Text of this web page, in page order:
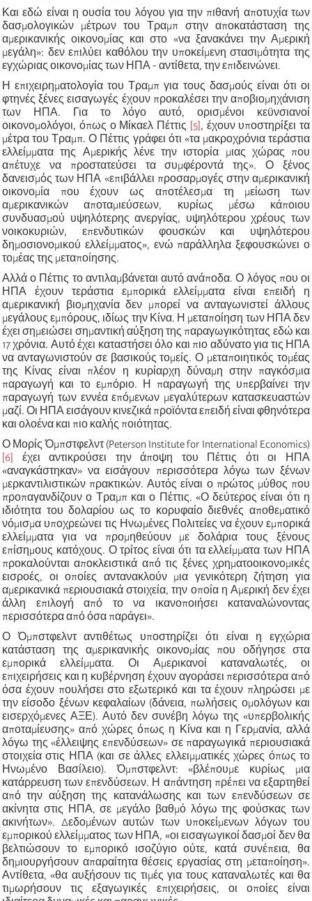
Και εδώ είναι η ουσία του λόγου για την πιθανή αποτυχία των
δασμολογικών μέτρων του Τραμπ στην αποκατάσταση της
αμερικανικής οικονομίας και στο «να ξανακάνει την Αμερική
μεγάλη»: δεν επιλύει καθόλου την υποκείμενη στασιμότητα της
εγχώριας οικονομίας των ΗΠΑ - αντίθετα, την επιδεινώνει.
Η επιχειρηματολογία του Τραμπ για τους δασμούς είναι ότι οι
φτηνές ξένες εισαγωγές έχουν προκαλέσει την αποβιομηχάνιση
των ΗΠΑ. Για το λόγο αυτό, ορισμένοι κεϋνσιανοί
οικονομολόγοι, όπως ο Μίκαελ Πέττις [5], έχουν υποστηρίξει τα
μέτρα του Τραμπ. Ο Πέττις γράφει ότι «τα μακροχρόνια τεράστια
ελλείμματα της Αμερικής λένε την ιστορία μιας χώρας που
απέτυχε να προστατεύσει τα συμφέροντά της». Ο ξένος
δανεισμός των ΗΠΑ «επιβάλλει προσαρμογές στην αμερικανική
οικονομία που έχουν ως αποτέλεσμα τη μείωση των
αμερικανικών αποταμιεύσεων, κυρίως μέσω κάποιου
συνδυασμού υψηλότερης ανεργίας, υψηλότερου χρέους των
νοικοκυριών, επενδυτικών φουσκών και υψηλότερου
δημοσιονομικού ελλείμματος», ενώ παράλληλα ξεφουσκώνει ο
τομέας της μεταποίησης.
Αλλά ο Πέττις το αντιλαμβάνεται αυτό ανάποδα. Ο λόγος που οι
ΗΠΑ έχουν τεράστια εμπορικά ελλείμματα είναι επειδή η
αμερικανική βιομηχανία δεν μπορεί να ανταγωνιστεί άλλους
μεγάλους εμπόρους, ιδίως την Κίνα. Η μεταποίηση των ΗΠΑ δεν
έχει σημειώσει σημαντική αύξηση της παραγωγικότητας εδώ και
17 χρόνια. Αυτό έχει καταστήσει όλο και πιο αδύνατο για τις ΗΠΑ
να ανταγωνιστούν σε βασικούς τομείς. Ο μεταποιητικός τομέας
της Κίνας είναι πλέον η κυρίαρχη δύναμη στην παγκόσμια
παραγωγή και το εμπόριο. Η παραγωγή της υπερβαίνει την
παραγωγή των εννέα επόμενων μεγαλύτερων κατασκευαστών
μαζί. Οι ΗΠΑ εισάγουν κινεζικά προϊόντα επειδή είναι φθηνότερα
και ολοένα και πιο καλής ποιότητας.
Ο Μορίς Όμπστφελντ (Peterson Institute for International Economics)
[6] έχει αντικρούσει την άποψη του Πέττις ότι οι ΗΠΑ
«αναγκάστηκαν» να εισάγουν περισσότερα λόγω των ξένων
μερκαντιλιστικών πρακτικών. Αυτός είναι ο πρώτος μύθος που
προπαγανδίζουν ο Τραμπ και ο Πέττις. «Ο δεύτερος είναι ότι η
ιδιότητα του δολαρίου ως το κορυφαίο διεθνές αποθεματικό
νόμισμα υποχρεώνει τις Ηνωμένες Πολιτείες να έχουν εμπορικά
ελλείμματα για να προμηθεύουν με δολάρια τους ξένους
επίσημους κατόχους. Ο τρίτος είναι ότι τα ελλείμματα των ΗΠΑ
προκαλούνται αποκλειστικά από τις ξένες χρηματοοικονομικές
εισροές, οι οποίες αντανακλούν μια γενικότερη ζήτηση για
αμερικανικά περιουσιακά στοιχεία, την οποία η Αμερική δεν έχει
άλλη επιλογή από το να ικανοποιήσει καταναλώνοντας
περισσότερα από όσα παράγει».
Ο Όμπστφελντ αντιθέτως υποστηρίζει ότι είναι η εγχώρια
κατάσταση της αμερικανικής οικονομίας που οδήγησε στα
εμπορικά ελλείμματα. Οι Αμερικανοί καταναλωτές, οι
επιχειρήσεις και η κυβέρνηση έχουν αγοράσει περισσότερα από
όσα έχουν πουλήσει στο εξωτερικό και τα έχουν πληρώσει με
την είσοδο ξένων κεφαλαίων (δάνεια, πωλήσεις ομολόγων και
εισερχόμενες ΑΞΕ). Αυτό δεν συνέβη λόγω της «υπερβολικής
αποταμίευσης» από χώρες όπως η Κίνα και η Γερμανία, αλλά
λόγω της «έλλειψης επενδύσεων» σε παραγωγικά περιουσιακά
στοιχεία στις ΗΠΑ (και σε άλλες ελλειμματικές χώρες όπως το
Ηνωμένο Βασίλειο). Όμπστφελντ: «βλέπουμε κυρίως μια
κατάρρευση των επενδύσεων. Η απάντηση πρέπει να εξαρτηθεί
από την αύξηση της κατανάλωσης και των επενδύσεων σε
ακίνητα στις ΗΠΑ, σε μεγάλο βαθμό λόγω της φούσκας των
ακινήτων». Δεδομένων αυτών των υποκείμενων λόγων του
εμπορικού ελλείμματος των ΗΠΑ, «οι εισαγωγικοί δασμοί δεν θα
βελτιώσουν το εμπορικό ισοζύγιο ούτε, κατά συνέπεια, θα
δημιουργήσουν απαραίτητα θέσεις εργασίας στη μεταποίηση».
Αντίθετα, «θα αυξήσουν τις τιμές για τους καταναλωτές και θα
τιμωρήσουν τις εξαγωγικές επιχειρήσεις, οι οποίες είναι